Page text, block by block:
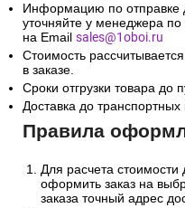
Информацию по отправке
уточняйте у менеджера
на Email sales@1oboi.ru
Стоимость
в заказе.
Сроки отгрузки товара до
Доставка до
Правила
Для расчета
оформить заказ на
заказа точный адрес